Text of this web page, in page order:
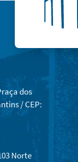
dos
/ CEP:
Norte